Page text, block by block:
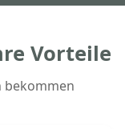
Vorteile
bekommen